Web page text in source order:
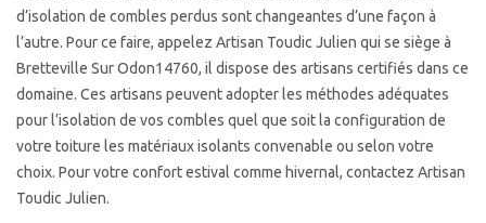
d’isolation de combles perdus sont changeantes d’une façon à
l’autre. Pour ce faire, appelez Artisan Toudic Julien qui se siège à
Bretteville Sur Odon14760, il dispose des artisans certifiés dans ce
domaine. Ces artisans peuvent adopter les méthodes adéquates
pour l’isolation de vos combles quel que soit la configuration de
votre toiture les matériaux isolants convenable ou selon votre
choix. Pour votre confort estival comme hivernal, contactez Artisan
Toudic Julien.